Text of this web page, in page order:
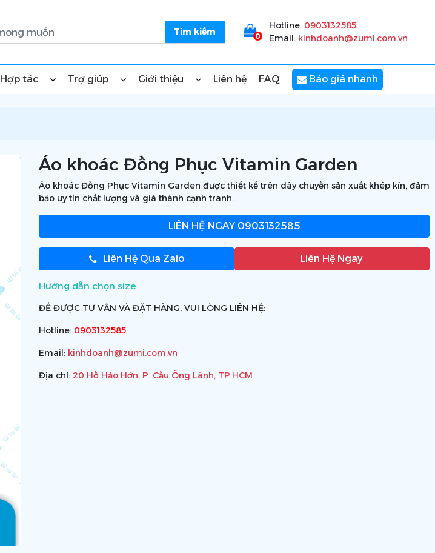
0
Hotline: 0903132585
Email: kinhdoanh@zumi.com.vn
Hợp tác Trợ giúp Giới thiệu Liên hệ FAQ Báo giá nhanh
Áo khoác Đồng Phục Vitamin Garden
Áo khoác Đồng Phục Vitamin Garden được thiết kế trên dây chuyền sản xuất khép kín, đảm
bảo uy tín chất lượng và giá thành cạnh tranh.
LIÊN HỆ NGAY0903132585
Liên Hệ Qua Zalo Liên Hệ Ngay
Hướng dẫn chọn size
ĐỂ ĐƯỢC TƯ VẤN VÀ ĐẶT HÀNG, VUI LÒNG LIÊN HỆ:
Hotline: 0903132585
Email: kinhdoanh@zumi.com.vn
Địa chỉ: 20 Hồ Hảo Hớn, P. Cầu Ông Lãnh, TP.HCM